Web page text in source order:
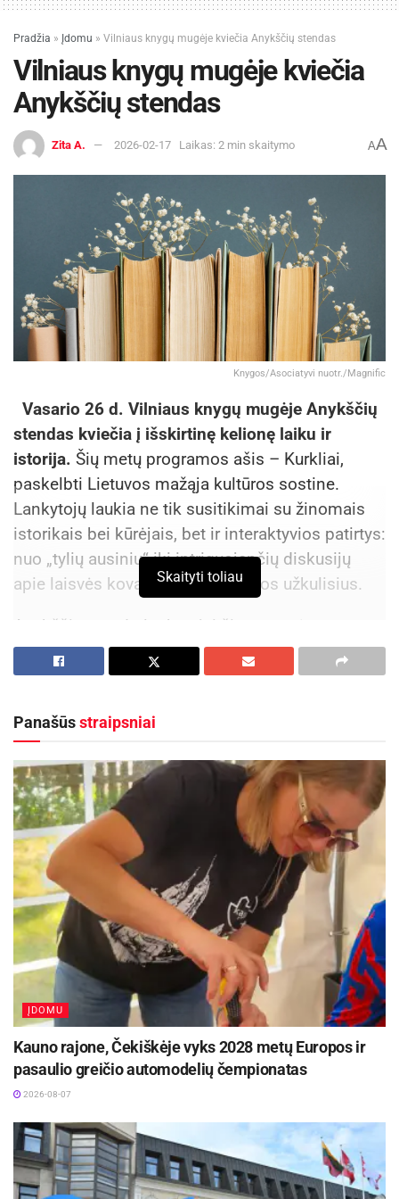
Pradžia » Įdomu » Vilniaus knygų mugėje kviečia Anykščių stendas
Vilniaus knygų mugėje kviečia
Anykščių stendas
Zita A. 2026-02-17 Laikas: 2 min skaitymo AA
Knygos/Asociatyvi nuotr./Magnific
Vasario 26 d. Vilniaus knygų mugėje Anykščių
stendas kviečia į išskirtinę kelionę laiku ir
istorija. Šių metų programos ašis – Kurkliai,
paskelbti Lietuvos mažąja kultūros sostine.
Lankytojų laukia ne tik susitikimai su žinomais
istorikais bei kūrėjais, bet ir interaktyvios patirtys:
nuo „tylių ausinių“ iki intriguojančių diskusijų
apie laisvės kovas bei diplomatijos užkulisius.
Anykščių stendo lankytojai šiemet turės
galimybę iš arti susipažinti su unikaliu Kurklių
krašto paveldu. Programą praturtins garsūs
režisierius Aleksandras Špilevoj, rašytojas
profesionalai.
Programos akcentai: nuo Japonijos iki partizanų
miškų
Ketvirtadienio rytą stendas lankytojus pasitiks su
bibliotekos parengtu „Sėkmės ratu“ ir „tyliomis
ausinėmis“, o vidurdienį prasidės intensyvi
diskusijų ir pristatymų serija:
Mažoji kultūros sostinė:
oficialus Kurklių – Lietuvos
mažosios kultūros sostinės 2026 – pristatymas su
Kurklių bendruomenės pirmininke Elena Dedeliene.
Istorinės asmenybės:istorikė Rasa Černiauskaitė
atskleis neįtikėtiną Stepono Kairio ryšį su Japonija, o
dr. Norbertas Černiauskas pasakos apie Trakinių
partizanus bei lemtingą Kurklių operaciją Rytų fronte.
Kūrybiniai ieškojimai:režisierius Aleksandras Špilevoj
Skaityti toliau
Panašūsstraipsniai
ĮDOMU
Kauno rajone, Čekiškėje vyks 2028 metų Europos ir
pasaulio greičio automodelių čempionatas
2026-08-07